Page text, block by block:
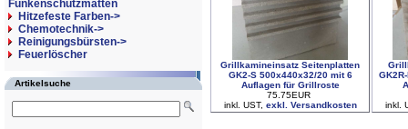
Funkenschutzmatten
Hitzefeste Farben->
Chemotechnik->
Reinigungsbürsten->
Feuerlöscher
Artikelsuche
Grillkamineinsatz Seitenplatten
GK2-S 500x440x32/20 mit 6
Auflagen für Grillroste
75.75EUR
inkl. UST, exkl. Versandkosten
inkl.